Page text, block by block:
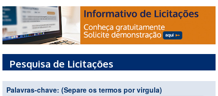
Pesquisa de Licitações
Palavras-chave: (Separe os termos por virgula)